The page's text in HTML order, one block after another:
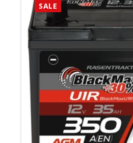
SALE